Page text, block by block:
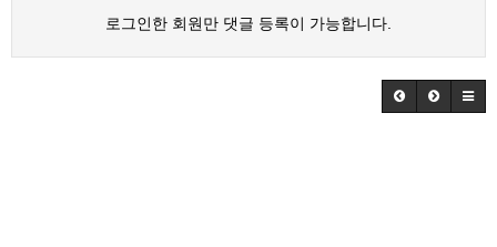
로그인한 회원만 댓글 등록이 가능합니다.